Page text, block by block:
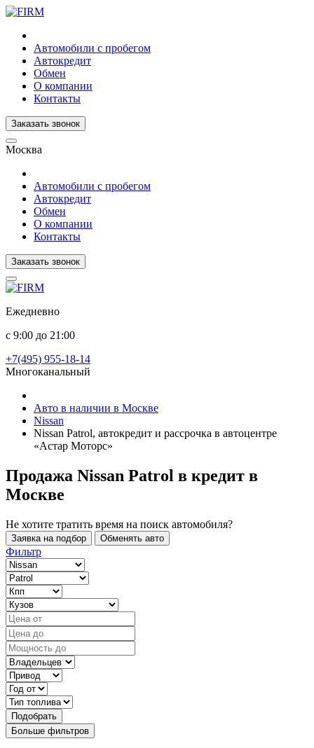
Автомобили с пробегом
Автокредит
Обмен
О компании
Контакты
Заказать звонок
Москва
Автомобили с пробегом
Автокредит
Обмен
О компании
Контакты
Заказать звонок
Ежедневно
с 9:00 до 21:00
+7(495) 955-18-14
Многоканальный
Авто в наличии в Москве
Nissan
Nissan Patrol, автокредит и рассрочка в автоцентре
«Астар Моторс»
Продажа Nissan Patrol в кредит в
Москве
Не хотите тратить время на поиск автомобиля?
Заявка на подбор Обменять авто
Фильтр
Подобрать
Больше фильтров